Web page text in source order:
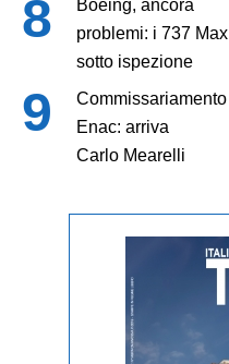
Boeing, ancora
problemi: i 737 Max
sotto ispezione
Commissariamento
Enac: arriva
Carlo Mearelli